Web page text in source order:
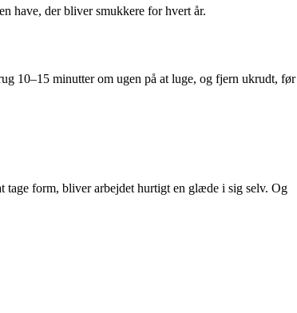
have, der bliver smukkere for hvert år.
10–15 minutter om ugen på at luge, og fjern ukrudt, før
tage form, bliver arbejdet hurtigt en glæde i sig selv. Og